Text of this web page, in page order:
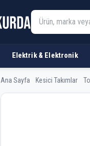
Elektrik & Elektronik
Ana Sayfa Kesici Takımlar
AKKO